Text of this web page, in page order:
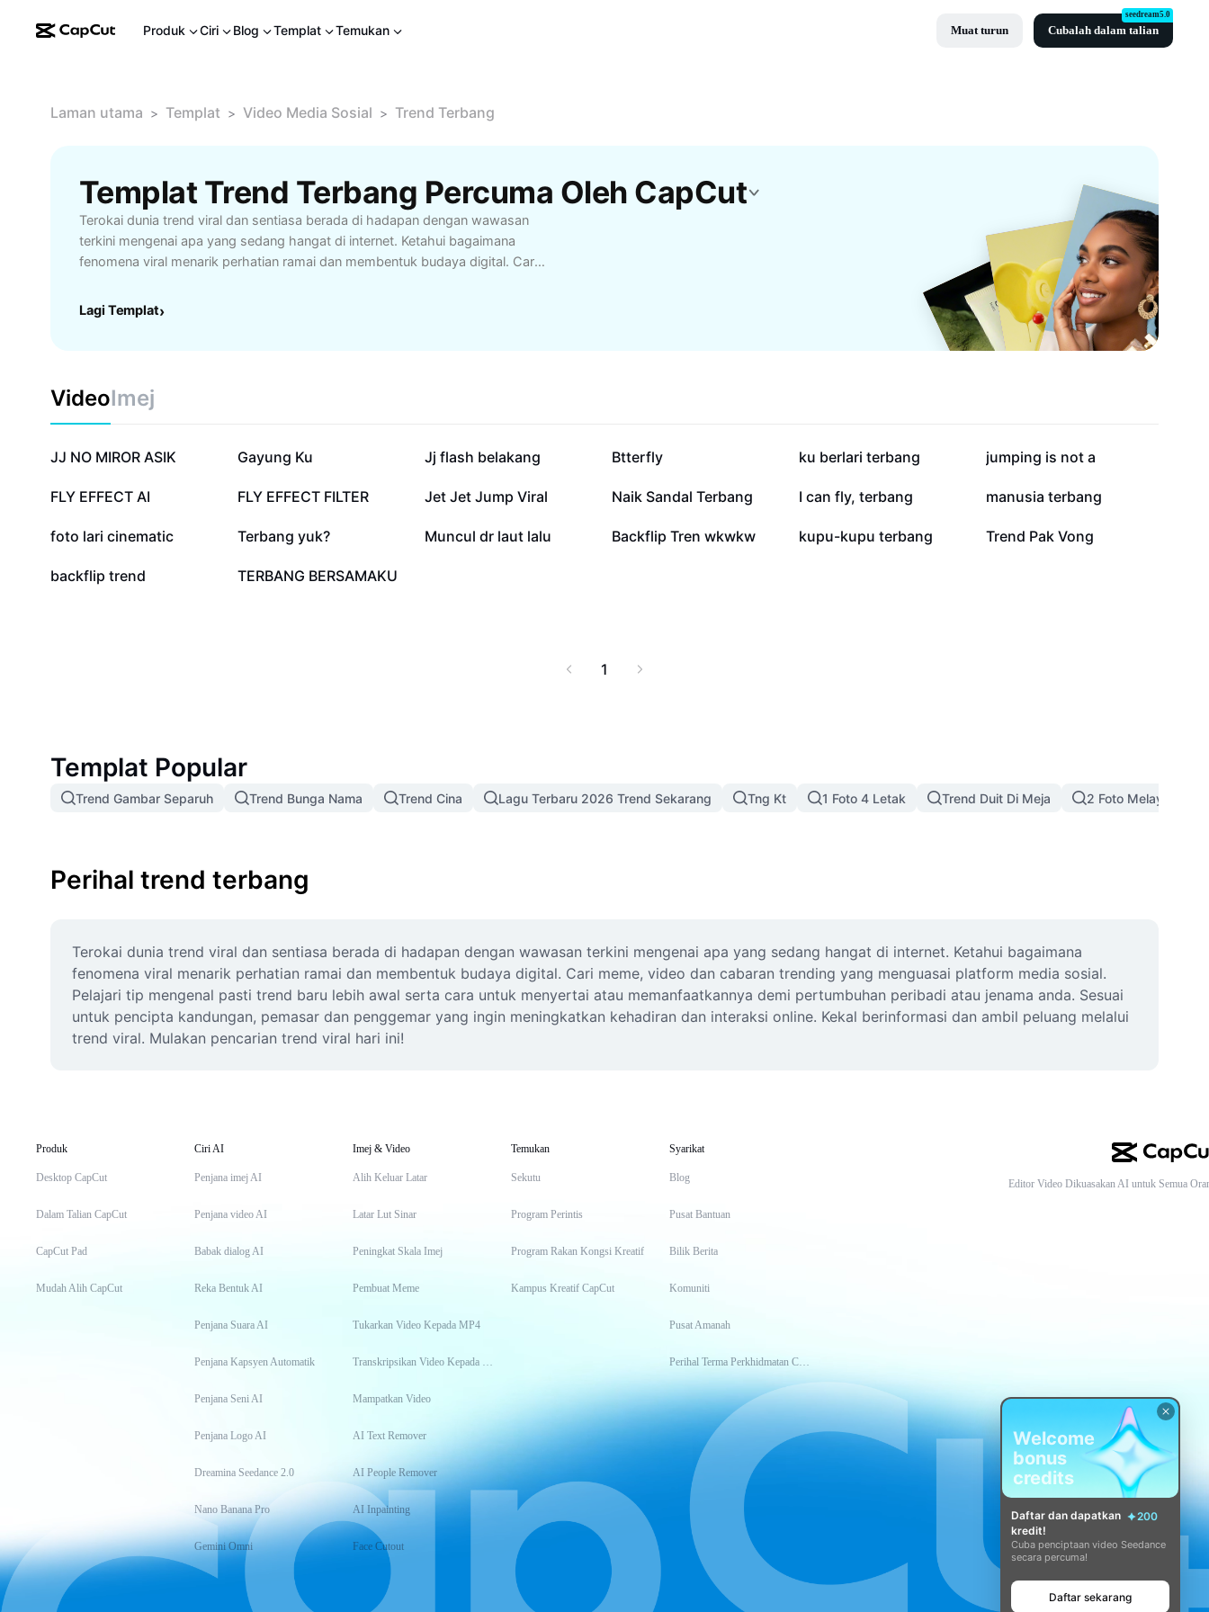
Produk Ciri Blog Templat Temukan Muat turun Cubalah dalam talian
seedream5.0
Laman utama > Templat > Video Media Sosial > Trend Terbang
Templat Trend Terbang Percuma Oleh CapCut
Terokai dunia trend viral dan sentiasa berada di hadapan dengan wawasan
terkini mengenai apa yang sedang hangat di internet. Ketahui bagaimana
fenomena viral menarik perhatian ramai dan membentuk budaya digital. Cari
Pelajari tip mengenal pasti trend baru lebih awal serta cara untuk menyertai
atau memanfaatkannya demi pertumbuhan peribadi atau jenama anda. Sesuai
peluang melalui trend viral. Mulakan pencarian trend viral hari ini!
Lagi Templat›
VideoImej
421.9K
JJ NO MIROR ASIK 160.1K
Gayung Ku 152.7K
Jj flash belakang 63.2K
Btterfly 52.8K
ku berlari terbang 39.3K
jumping is not a
34.7K
FLY EFFECT AI 31.5K
FLY EFFECT FILTER 24.8K
Jet Jet Jump Viral 21.4K
Naik Sandal Terbang 18.4K
I can fly, terbang 15.3K
manusia terbang
6.8K
foto lari cinematic 6.2K
Terbang yuk? 5.7K
Muncul dr laut lalu 4.4K
Backflip Tren wkwkw 3.9K
kupu-kupu terbang 3.7K
Trend Pak Vong
597
backflip trend 91
TERBANG BERSAMAKU
1
Templat Popular
Trend Gambar Separuh Trend Bunga Nama Trend Cina Lagu Terbaru 2026 Trend Sekarang Tng Kt 1 Foto 4 Letak Trend Duit Di Meja 2 Foto Melayu
Perihal trend terbang
Terokai dunia trend viral dan sentiasa berada di hadapan dengan wawasan terkini mengenai apa yang sedang hangat di internet. Ketahui bagaimana
fenomena viral menarik perhatian ramai dan membentuk budaya digital. Cari meme, video dan cabaran trending yang menguasai platform media sosial.
Pelajari tip mengenal pasti trend baru lebih awal serta cara untuk menyertai atau memanfaatkannya demi pertumbuhan peribadi atau jenama anda. Sesuai
untuk pencipta kandungan, pemasar dan penggemar yang ingin meningkatkan kehadiran dan interaksi online. Kekal berinformasi dan ambil peluang melalui
trend viral. Mulakan pencarian trend viral hari ini!
Produk
Desktop CapCut
Dalam Talian CapCut
CapCut Pad
Mudah Alih CapCut
Ciri AI
Penjana imej AI
Penjana video AI
Babak dialog AI
Reka Bentuk AI
Penjana Suara AI
Penjana Kapsyen Automatik
Penjana Seni AI
Penjana Logo AI
Dreamina Seedance 2.0
Nano Banana Pro
Gemini Omni
Imej & Video
Alih Keluar Latar
Latar Lut Sinar
Peningkat Skala Imej
Pembuat Meme
Tukarkan Video Kepada MP4
Transkripsikan Video Kepada Teks
Mampatkan Video
AI Text Remover
AI People Remover
AI Inpainting
Face Cutout
Temukan
Sekutu
Program Perintis
Program Rakan Kongsi Kreatif
Kampus Kreatif CapCut
Syarikat
Blog
Pusat Bantuan
Bilik Berita
Komuniti
Pusat Amanah
Perihal Terma Perkhidmatan CapCut
Editor Video Dikuasakan AI untuk Semua
Welcome
bonus
credits
Daftar dan dapatkan
200
kredit!
Cuba penciptaan video Seedance
secara percuma!
Daftar sekarang